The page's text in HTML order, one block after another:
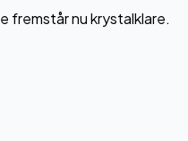
fremstår nu krystalklare.